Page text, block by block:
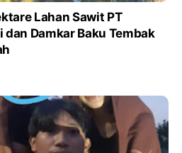
Lahan Sawit PT
Damkar Baku Tembak